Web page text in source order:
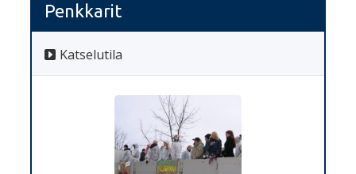
Penkkarit
Katselutila